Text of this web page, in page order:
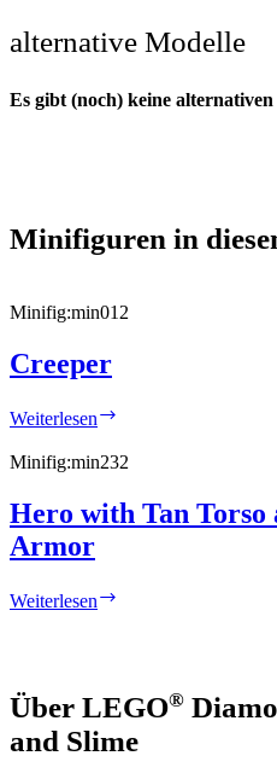
alternative Modelle
Es gibt (noch) keine
Minifiguren in
Minifig:min012
Creeper
Weiterlesen
Minifig:min232
Hero with Tan
Armor
Weiterlesen
Medium
Armor
Über LEGO®
and Slime